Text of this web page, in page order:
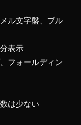
ル文字盤、ブル
表示
フォールディン
は少ない